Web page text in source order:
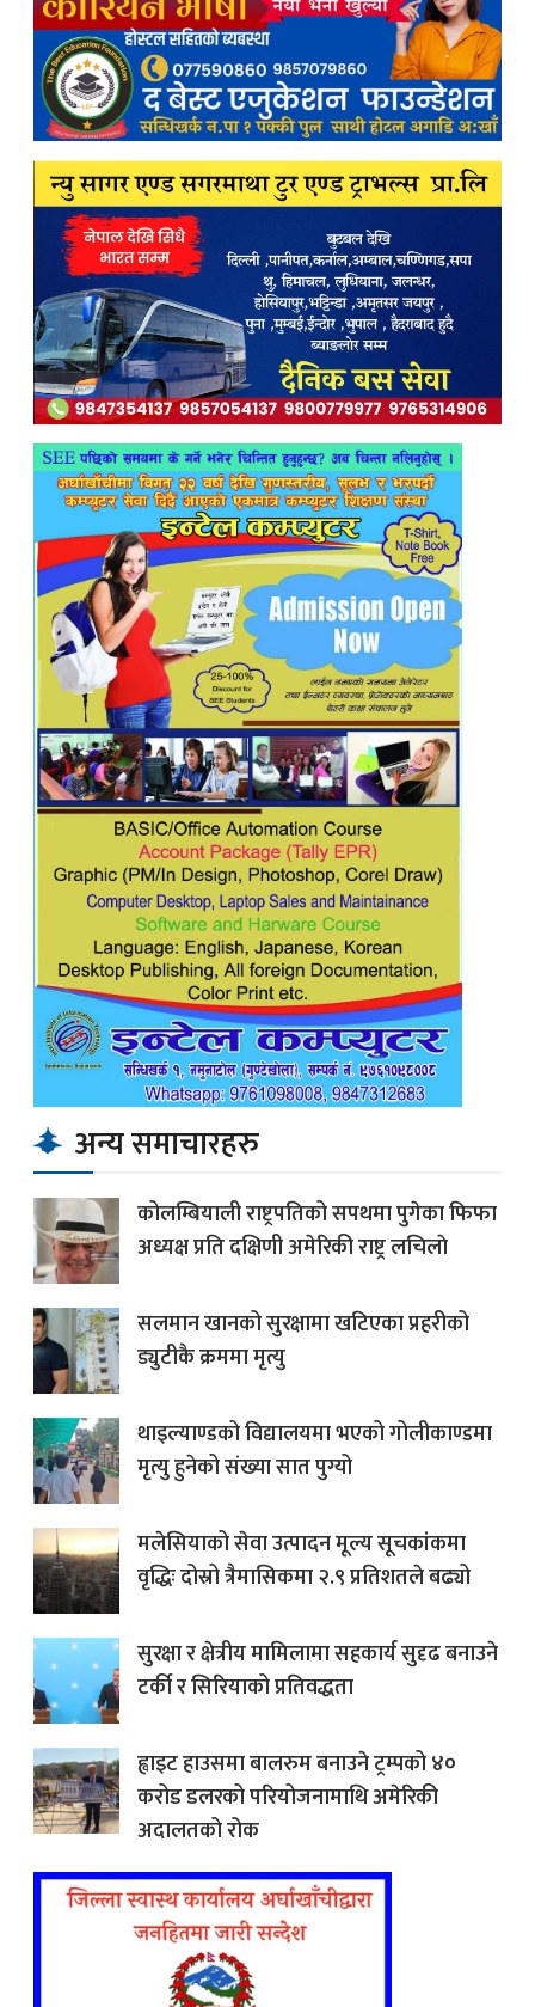
अन्य समाचारहरु
कोलम्बियाली राष्ट्रपतिको सपथमा पुगेका फिफा
अध्यक्ष प्रति दक्षिणी अमेरिकी राष्ट्र लचिलाे
सलमान खानको सुरक्षामा खटिएका प्रहरीको
ड्युटीकै क्रममा मृत्यु
थाइल्याण्डको विद्यालयमा भएको गोलीकाण्डमा
मृत्यु हुनेको संख्या सात पुग्यो
मलेसियाको सेवा उत्पादन मूल्य सूचकांकमा
वृद्धिः दोस्रो त्रैमासिकमा २.९ प्रतिशतले बढ्यो
सुरक्षा र क्षेत्रीय मामिलामा सहकार्य सुदृढ बनाउने
टर्की र सिरियाको प्रतिवद्धता
ह्वाइट हाउसमा बालरुम बनाउने ट्रम्पको ४०
करोड डलरको परियोजनामाथि अमेरिकी
अदालतको रोक